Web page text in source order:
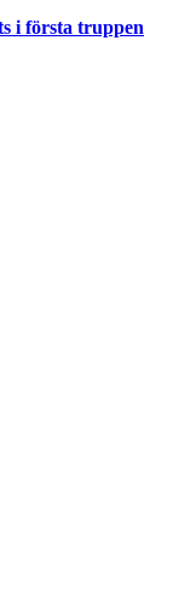
i första truppen